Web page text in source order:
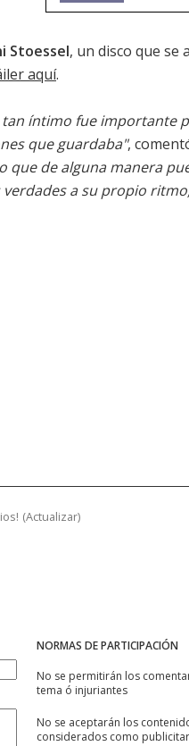
Stoessel, un disco que se
aquí.
íntimo fue importante
que guardaba",
de alguna manera
a su propio
(Actualizar)
NORMAS DE PARTICIPACIÓN
No se permitirán los
tema ó injuriantes
No se aceptarán los
considerados como